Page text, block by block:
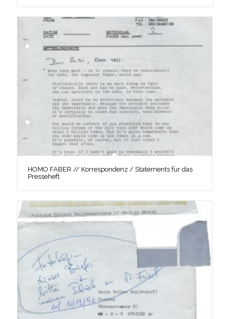
HOMO FABER // Korrespondenz / Statements für das
Presseheft